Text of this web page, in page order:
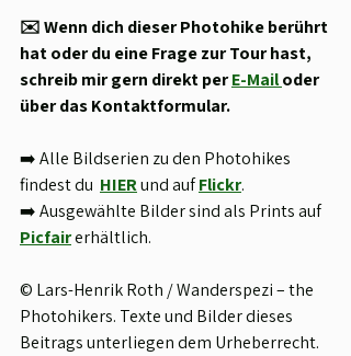
✉️ Wenn dich dieser Photohike berührt
hat oder du eine Frage zur Tour hast,
schreib mir gern direkt per E-Mail oder
über das Kontaktformular.
➡️ Alle Bildserien zu den Photohikes
findest du HIER und auf Flickr.
➡️ Ausgewählte Bilder sind als Prints auf
Picfair erhältlich.
© Lars-Henrik Roth / Wanderspezi – the
Photohikers. Texte und Bilder dieses
Beitrags unterliegen dem Urheberrecht.